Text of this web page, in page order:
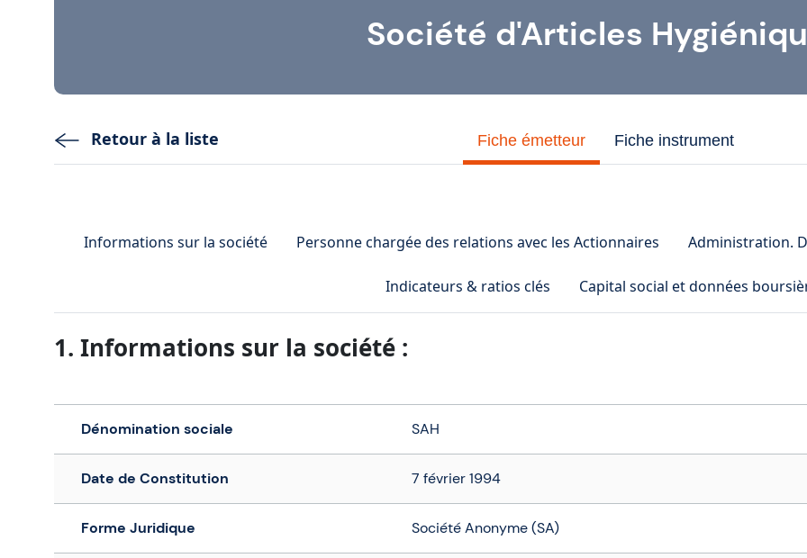
Société d'Articles
Retour à la liste Fiche émetteur Fiche instrument
Informations sur la société Personne chargée des relations avec les Actionnaires Administration.
Indicateurs & ratios clés Capital social et données
1. Informations sur la société :
Dénomination sociale SAH
Date de Constitution 7 février 1994
Forme Juridique Société Anonyme (SA)